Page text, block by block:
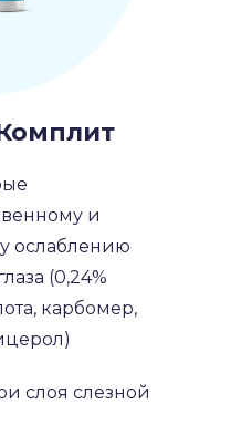
и
ослаблению
(0,24%
карбомер,
слоя слезной